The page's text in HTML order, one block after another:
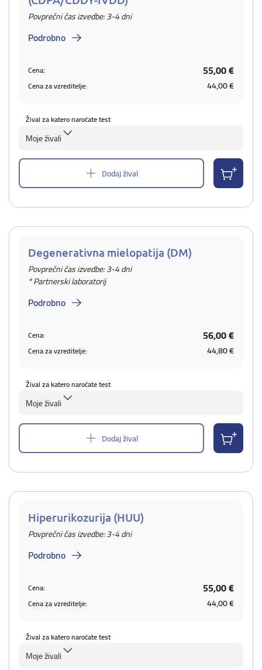
Povprečni čas izvedbe: 3-4 dni
Podrobno
Cena: 55,00 €
Cena za vzreditelje: 44,00 €
Žival za katero naročate test
Moje živali
Dodaj žival
Degenerativna mielopatija (DM)
Povprečni čas izvedbe: 3-4 dni
* Partnerski laboratorij
Podrobno
Cena: 56,00 €
Cena za vzreditelje: 44,80 €
Žival za katero naročate test
Moje živali
Dodaj žival
Hiperurikozurija (HUU)
Povprečni čas izvedbe: 3-4 dni
Podrobno
Cena: 55,00 €
Cena za vzreditelje: 44,00 €
Žival za katero naročate test
Moje živali